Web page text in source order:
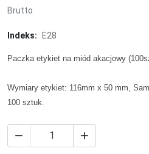
Brutto
Indeks: E28
Paczka etykiet na miód akacjowy
Wymiary etykiet: 116mm x 50 mm,
100 sztuk.
 